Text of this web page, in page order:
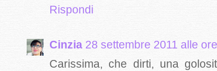
Rispondi
Cinzia 28 settembre 2011 alle
Carissima, che dirti, una